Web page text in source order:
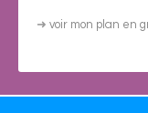
➜ voir mon plan en